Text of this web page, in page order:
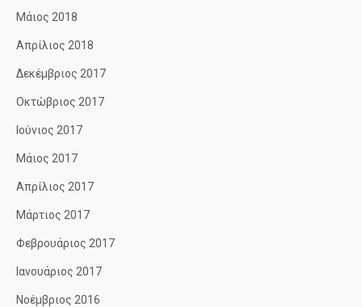
Μάιος 2018
Απρίλιος 2018
Δεκέμβριος 2017
Οκτώβριος 2017
Ιούνιος 2017
Μάιος 2017
Απρίλιος 2017
Μάρτιος 2017
Φεβρουάριος 2017
Ιανουάριος 2017
Νοέμβριος 2016